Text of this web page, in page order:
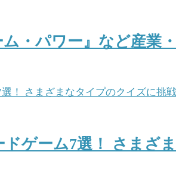
ム・パワー』など産業
ゲーム7選！ さまざ